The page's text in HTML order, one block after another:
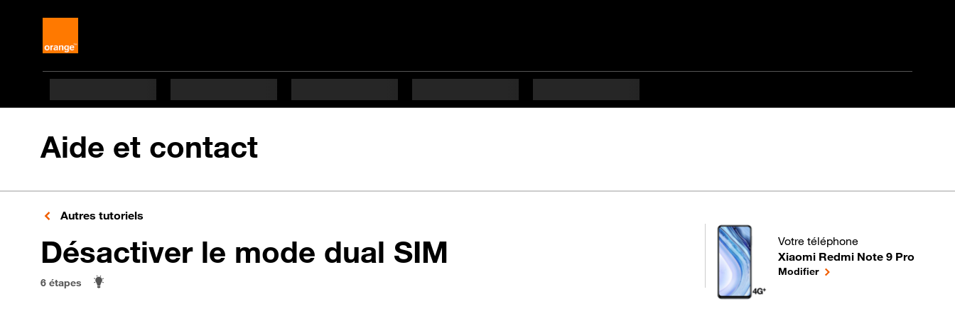
Aide et contact
Autres tutoriels
Désactiver le mode dual SIM en 6 étapes difficulté
6 étapes
Votre téléphone
Xiaomi Redmi Note 9 Pro
pour votre Xiaomi Redmi Note 9 Pro
Modifierle téléphone sélectionné